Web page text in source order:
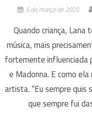
5 de março de 2025
Quando criança,
música, mais
fortemente influenciada
e Madonna. E como
artista. “Eu sempre quis
que sempre fui